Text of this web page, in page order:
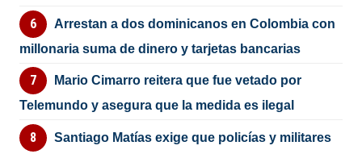
Arrestan a dos dominicanos en Colombia con
millonaria suma de dinero y tarjetas bancarias
Mario Cimarro reitera que fue vetado por
Telemundo y asegura que la medida es ilegal
Santiago Matías exige que policías y militares